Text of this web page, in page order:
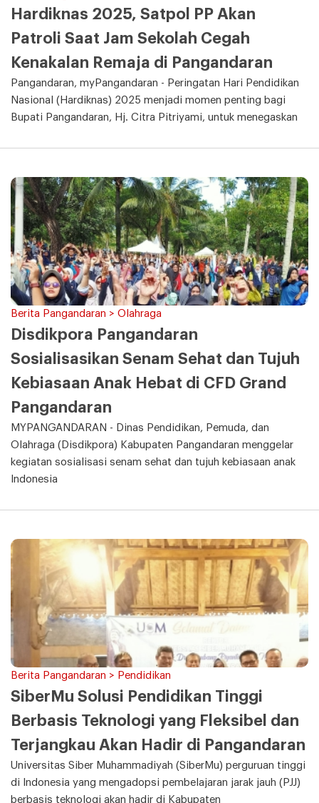
Hardiknas 2025, Satpol PP Akan
Patroli Saat Jam Sekolah Cegah
Kenakalan Remaja di Pangandaran
Pangandaran, myPangandaran - Peringatan Hari Pendidikan
Nasional (Hardiknas) 2025 menjadi momen penting bagi
Bupati Pangandaran, Hj. Citra Pitriyami, untuk menegaskan
Berita Pangandaran > Olahraga
Disdikpora Pangandaran
Sosialisasikan Senam Sehat dan Tujuh
Kebiasaan Anak Hebat di CFD Grand
Pangandaran
MYPANGANDARAN - Dinas Pendidikan, Pemuda, dan
Olahraga (Disdikpora) Kabupaten Pangandaran menggelar
kegiatan sosialisasi senam sehat dan tujuh kebiasaan anak
Indonesia
Berita Pangandaran > Pendidikan
SiberMu Solusi Pendidikan Tinggi
Berbasis Teknologi yang Fleksibel dan
Terjangkau Akan Hadir di Pangandaran
Universitas Siber Muhammadiyah (SiberMu) perguruan tinggi
di Indonesia yang mengadopsi pembelajaran jarak jauh (PJJ)
berbasis teknologi akan hadir di Kabupaten